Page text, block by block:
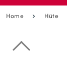
Home Hüte